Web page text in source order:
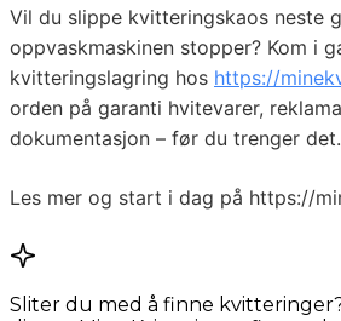
Vil du slippe kvitteringskaos neste
oppvaskmaskinen stopper? Kom i
kvitteringslagring hos https://
orden på garanti hvitevarer,
dokumentasjon – før du trenger det.
Les mer og start i dag på https://
Sliter du med å finne